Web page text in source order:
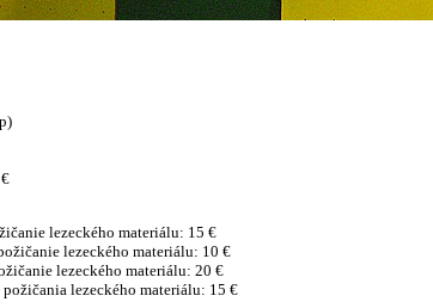
lezeckého materiálu: 15 €
lezeckého materiálu: 10 €
lezeckého materiálu: 20 €
lezeckého materiálu: 15 €